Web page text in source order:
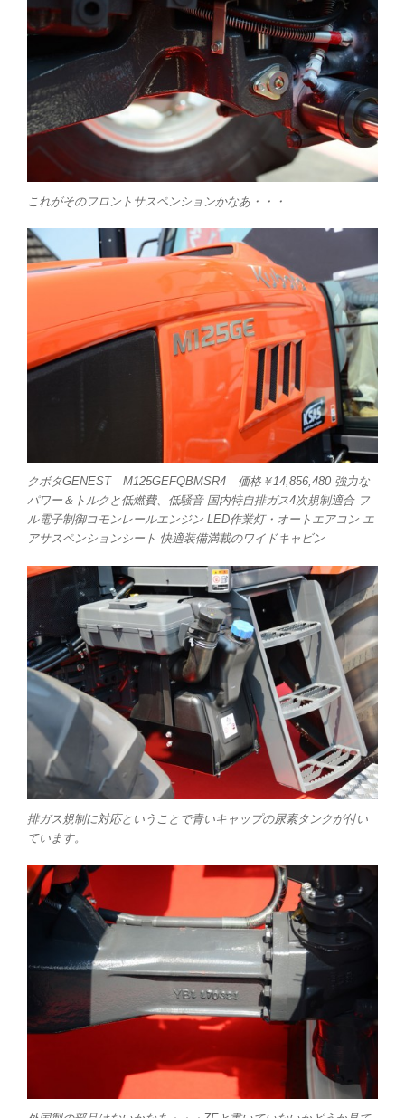
これがそのフロントサスペンションかなあ・・・
クボタGENEST M125GEFQBMSR4 価格￥14,856,480 強力な
パワー＆トルクと低燃費、低騒音 国内特自排ガス4次規制適合 フ
ル電子制御コモンレールエンジン LED作業灯・オートエアコン エ
アサスペンションシート 快適装備満載のワイドキャビン
排ガス規制に対応ということで青いキャップの尿素タンクが付い
ています。